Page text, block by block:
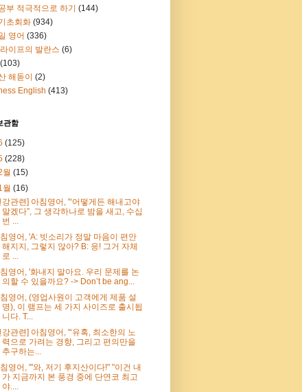
부 적극적으로 하기 (144)
초회화 (934)
영어 (336)
이프의 발란스 (6)
(103)
해돋이 (2)
English (413)
관함
(125)
(228)
월(15)
월(16)
강관련] 아침영어, '“어떻게든 해내고야
말겠다”, 그 생각하나로 밤을 새고, 수십
번 ...
영어, 'A: 빗소리가 정말 마음이 편안
해지지, 그렇지 않아? B: 응! 그거 자체
로 ...
영어, '화내지 말아요. 우리 문제를 논
의할 수 있을까요? -> Don’t be ang...
영어, (영업사원이 고객에게 제품 설
명), 이 램프는 세 가지 사이즈로 출시됩
니다. T...
강관련] 아침영어, '“유혹, 최소한의 노
력으로 가려는 경향, 그리고 편의만을
추구하는...
영어, '"와, 저기 후지산이다!" "이건 내
가 지금까지 본 풍경 중에 단연코 최고
야....